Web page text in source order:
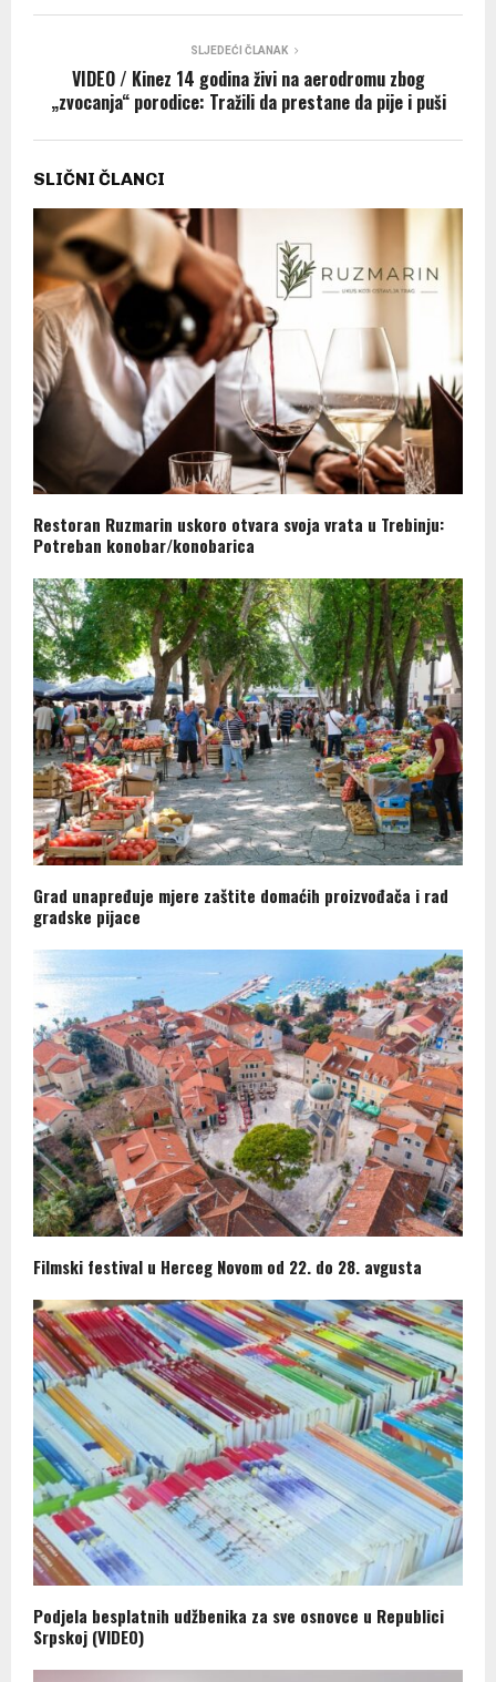
SLJEDEĆI ČLANAK
VIDEO / Kinez 14 godina živi na aerodromu zbog
„zvocanja“ porodice: Tražili da prestane da pije i puši
SLIČNI ČLANCI
Restoran Ruzmarin uskoro otvara svoja vrata u Trebinju:
Potreban konobar/konobarica
Grad unapređuje mjere zaštite domaćih proizvođača i rad
gradske pijace
Filmski festival u Herceg Novom od 22. do 28. avgusta
Podjela besplatnih udžbenika za sve osnovce u Republici
Srpskoj (VIDEO)